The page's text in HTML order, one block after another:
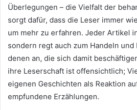
Überlegungen – die Vielfalt der
sorgt dafür, dass die Leser immer
um mehr zu erfahren. Jeder Artikel
sondern regt auch zum Handeln und
denen an, die sich damit
ihre Leserschaft ist offensichtlich;
eigenen Geschichten als Reaktion
empfundene Erzählungen.